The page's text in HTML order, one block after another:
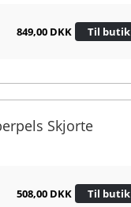
849,00 DKK Til butik
Skjorte
508,00 DKK Til butik